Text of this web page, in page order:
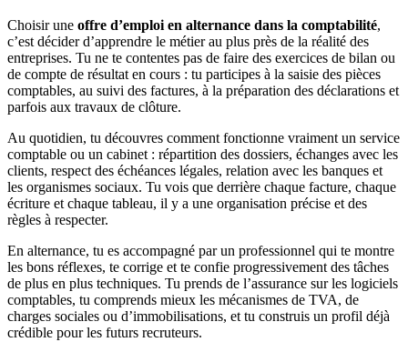
Choisir une offre d’emploi en alternance dans la comptabilité,
c’est décider d’apprendre le métier au plus près de la réalité des
entreprises. Tu ne te contentes pas de faire des exercices de bilan ou
de compte de résultat en cours : tu participes à la saisie des pièces
comptables, au suivi des factures, à la préparation des déclarations et
parfois aux travaux de clôture.
Au quotidien, tu découvres comment fonctionne vraiment un service
comptable ou un cabinet : répartition des dossiers, échanges avec les
clients, respect des échéances légales, relation avec les banques et
les organismes sociaux. Tu vois que derrière chaque facture, chaque
écriture et chaque tableau, il y a une organisation précise et des
règles à respecter.
En alternance, tu es accompagné par un professionnel qui te montre
les bons réflexes, te corrige et te confie progressivement des tâches
de plus en plus techniques. Tu prends de l’assurance sur les logiciels
comptables, tu comprends mieux les mécanismes de TVA, de
charges sociales ou d’immobilisations, et tu construis un profil déjà
crédible pour les futurs recruteurs.